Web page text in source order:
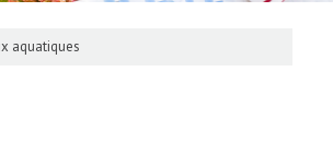
aquatiques